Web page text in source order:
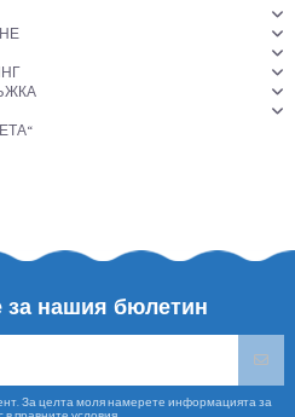
113,51 €
221,97 лв.